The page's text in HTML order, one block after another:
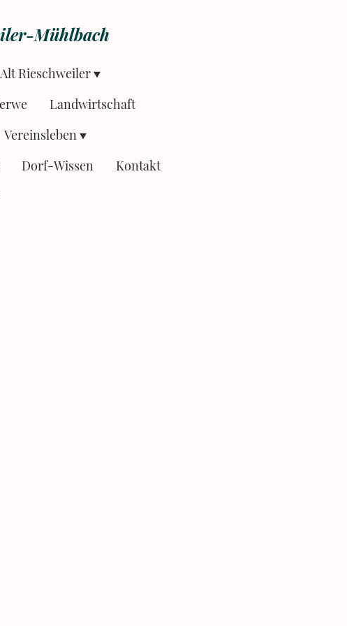
Mühlbach
Alt Rieschweiler
Landwirtschaft
Vereinsleben
Dorf-Wissen
Kontakt